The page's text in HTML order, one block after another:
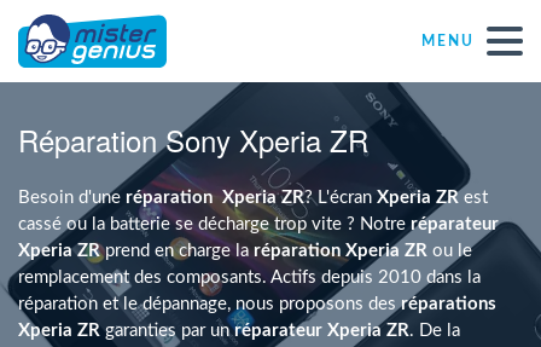
MENU
Réparations – Dépannages
Magasins informatiques toutes marques
Particulier
Indépendant
Réparation Sony Xperia ZR
Besoin d'une réparation Xperia ZR? L'écran Xperia ZR est
cassé ou la batterie se décharge trop vite ? Notre réparateur
Xperia ZRprend en charge la réparation Xperia ZR ou le
remplacement des composants. Actifs depuis 2010 dans la
réparation et le dépannage, nous proposons desréparations
Xperia ZR garanties par unréparateur Xperia ZR. De la